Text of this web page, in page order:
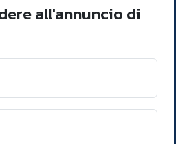
all'annuncio di